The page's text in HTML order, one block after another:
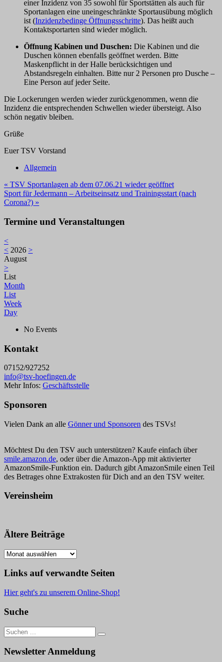
einer Inzidenz von 35 sowohl für Sportstätten als auch für
Sportanlagen eine uneingeschränkte Sportausübung möglich
ist (Inzidenzbedinge Öffnungsschritte). Das heißt auch
Kontaktsportarten sind wieder möglich.
Öffnung Kabinen und Duschen: Die Kabinen und die
Duschen können ebenfalls geöffnet werden. Bitte
Maskenpflicht in der Halle berücksichtigen und
Abstandsregeln einhalten. Bitte nur 2 Personen pro Dusche –
Eine Person auf jeder Seite.
Die Lockerungen werden wieder zurückgenommen, wenn die
Inzidenz die entsprechenden Schwellen wieder übersteigt. Also
schön negativ bleiben.
Grüße
Euer TSV Vorstand
Allgemein
Beitragsnavigation
« TSV Sportanlagen ab dem 07.06.21 wieder geöffnet
Sport für Jedermann – Arbeitseinsatz und Trainingsstart (nach
Corona?) »
Termine und Veranstaltungen
<
< 2026 >
August
>
List
Month
List
Week
Day
No Events
Kontakt
07152/927252
info@tsv-hoefingen.de
Mehr Infos: Geschäftsstelle
Sponsoren
Vielen Dank an alle Gönner und Sponsoren des TSVs!
Möchtest Du den TSV auch unterstützen? Kaufe einfach über
smile.amazon.de, oder über die Amazon-App mit aktivierter
AmazonSmile-Funktion ein. Dadurch gibt AmazonSmile einen Teil
des Betrages ohne Extrakosten für Dich and an den TSV weiter.
Vereinsheim
Ältere Beiträge
Ältere
Links auf verwandte Seiten
Hier geht's zu unserem Online-Shop!
Suche
Suche
nach:
Newsletter Anmeldung